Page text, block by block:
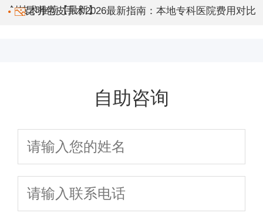
创技术推荐【最新】
昆明包皮手术2026最新指南：本地专科医院费用对比
自助咨询